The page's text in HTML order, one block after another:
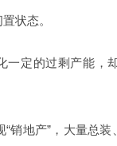
状态。
一定的过剩产能，
销地产”，大量总